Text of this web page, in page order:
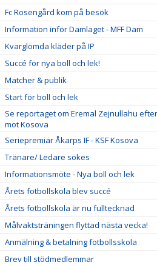
Fc Rosengård kom på besök
Information inför Damlaget - MFF Dam
Kvarglömda kläder på IP
Succé för nya boll och lek!
Matcher & publik
Start för boll och lek
Se reportaget om Eremal Zejnullahu
mot Kosova
Seriepremiär Åkarps IF - KSF Kosova
Tränare/ Ledare sökes
Informationsmöte - Nya boll och lek
Årets fotbollskola blev succé
Årets fotbollskola är nu fulltecknad
Målvaktsträningen flyttad nästa vecka!
Anmälning & betalning fotbollsskola
Brev till stödmedlemmar